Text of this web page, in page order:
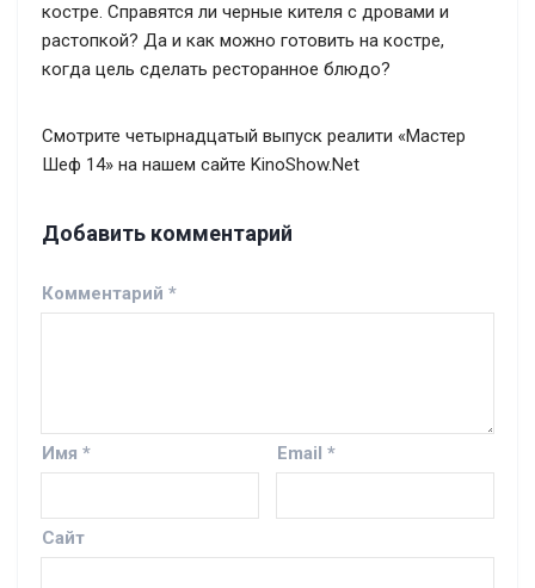
костре. Справятся ли черные кителя с дровами и
растопкой? Да и как можно готовить на костре,
когда цель сделать ресторанное блюдо?
Смотрите четырнадцатый выпуск реалити «Мастер
Шеф 14» на нашем сайте KinoShow.Net
Добавить комментарий
Комментарий *
Имя * Email *
Сайт